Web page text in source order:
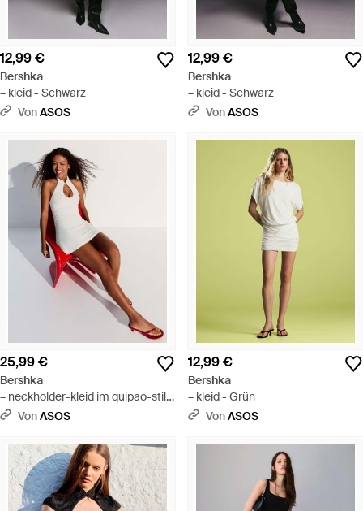
12,99 €
Bershka
– kleid - Schwarz
VonASOS
12,99 €
Bershka
– kleid - Schwarz
VonASOS
25,99 €
Bershka
– neckholder-kleid im quipao-stil -
Schwarz
VonASOS
12,99 €
Bershka
– kleid - Grün
VonASOS